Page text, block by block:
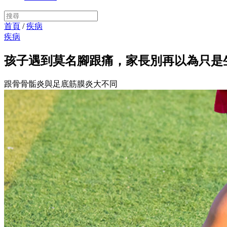
首頁 /疾病
疾病
孩子遇到莫名腳跟痛，家長別再以為只是
跟骨骨骺炎與足底筋膜炎大不同